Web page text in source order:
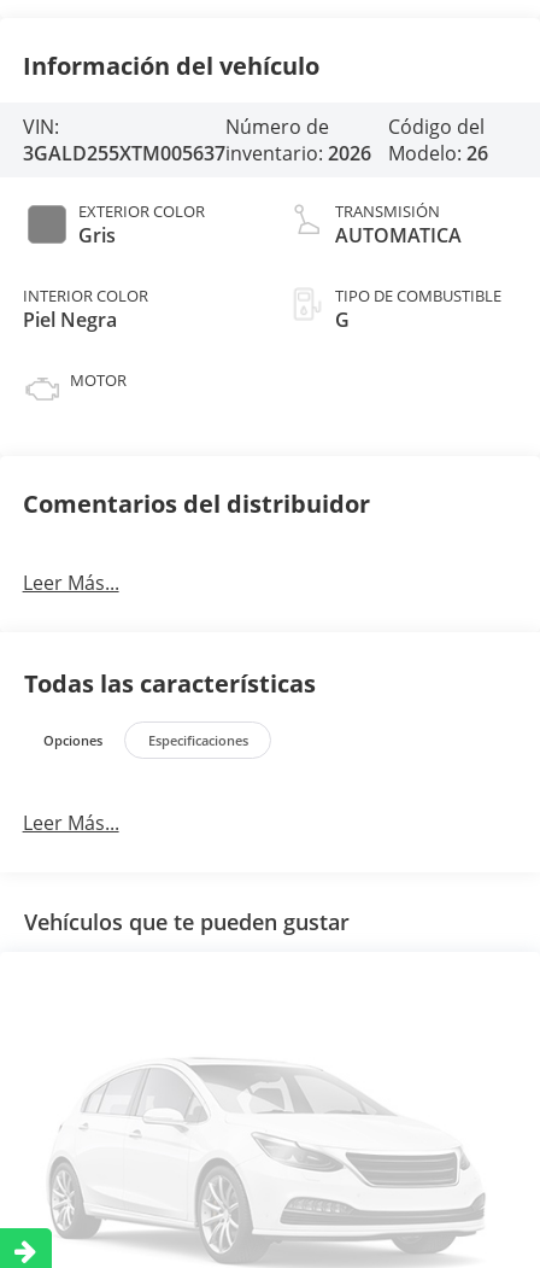
Información del vehículo
VIN:
3GALD255XTM005637
Número de
inventario: 2026
Código del
Modelo:26
EXTERIOR COLOR
Gris
INTERIOR COLOR
Piel Negra
MOTOR
TRANSMISIÓN
AUTOMATICA
TIPO DE COMBUSTIBLE
G
Comentarios del distribuidor
Leer Más...
Todas las características
Opciones Especificaciones
Leer Más...
Vehículos que te pueden gustar